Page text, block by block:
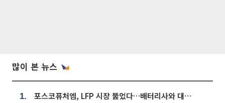
많이 본 뉴스
1. 포스코퓨처엠, LFP 시장 뚫었다…배터리사와 대규모 장기 공급 합의